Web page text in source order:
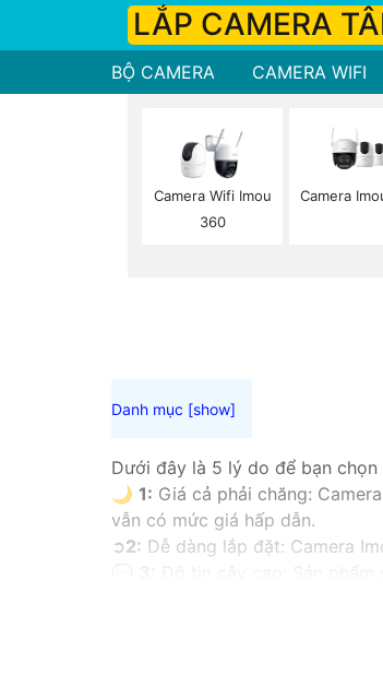
LẮP CAMERA
BỘ CAMERA CAMERA WIFI
Camera Wifi Imou
360
Camera
Dưới đây là 5 lý do để bạn
🌙 1: Giá cả phải chăng:
vẫn có mức giá hấp dẫn.
➲2: Dễ dàng lắp đặt: Camera
💬
Tích hợp công nghệ mới: